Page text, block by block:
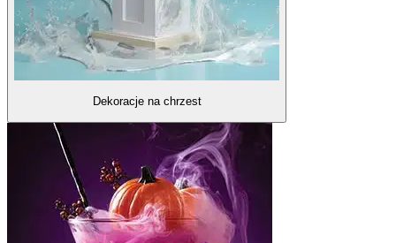
Dekoracje na chrzest